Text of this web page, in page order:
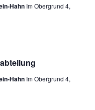
Hahn Im Obergrund 4,
Hahn Im Obergrund 4,